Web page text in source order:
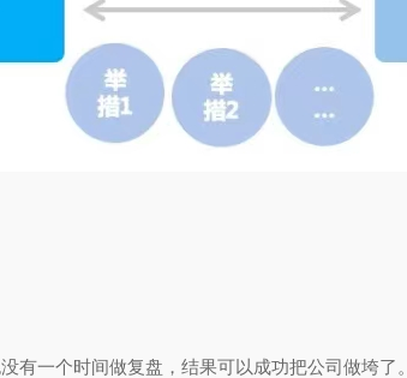
有一个时间做复盘，结果可以成功把公司做垮了。